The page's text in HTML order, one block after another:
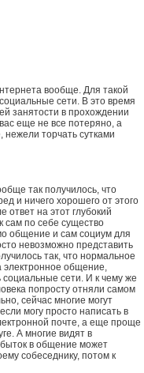
вообще. Для такой
сети. В это время
занятости в прохождении
еще не все потеряно, а
торчать сутками
так получилось, что
и ничего хорошего от этого
на этот глубокий
сам по себе существо
общение и сам социум для
невозможно представить
так, что нормальное
общение,
сети. И к чему же
попросту отняли самом
сейчас многие могут
могу просто написать в
почте, а еще проще
А многие видят в
в общение может
собеседнику, потом к